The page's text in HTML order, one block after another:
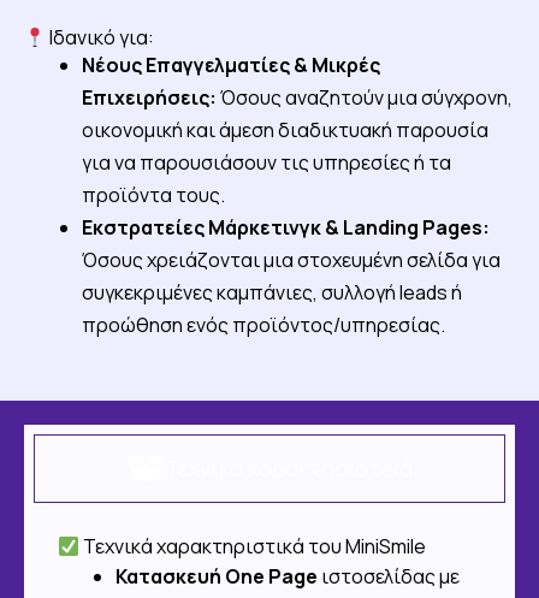
Ιδανικό για:
Νέους Επαγγελματίες & Μικρές
Επιχειρήσεις: Όσους αναζητούν μια σύγχρονη,
οικονομική και άμεση διαδικτυακή παρουσία
για να παρουσιάσουν τις υπηρεσίες ή τα
προϊόντα τους.
Εκστρατείες Μάρκετινγκ & Landing Pages:
Όσους χρειάζονται μια στοχευμένη σελίδα για
συγκεκριμένες καμπάνιες, συλλογή leads ή
προώθηση ενός προϊόντος/υπηρεσίας.
Τεχνικά χαρακτηριστικά του MiniSmile
Κατασκευή One Page ιστοσελίδας με